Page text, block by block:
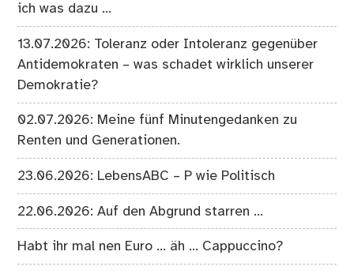
ich was dazu …
13.07.2026: Toleranz oder Intoleranz gegenüber
Antidemokraten – was schadet wirklich unserer
Demokratie?
02.07.2026: Meine fünf Minutengedanken zu
Renten und Generationen.
23.06.2026: LebensABC – P wie Politisch
22.06.2026: Auf den Abgrund starren …
Habt ihr mal nen Euro … äh … Cappuccino?